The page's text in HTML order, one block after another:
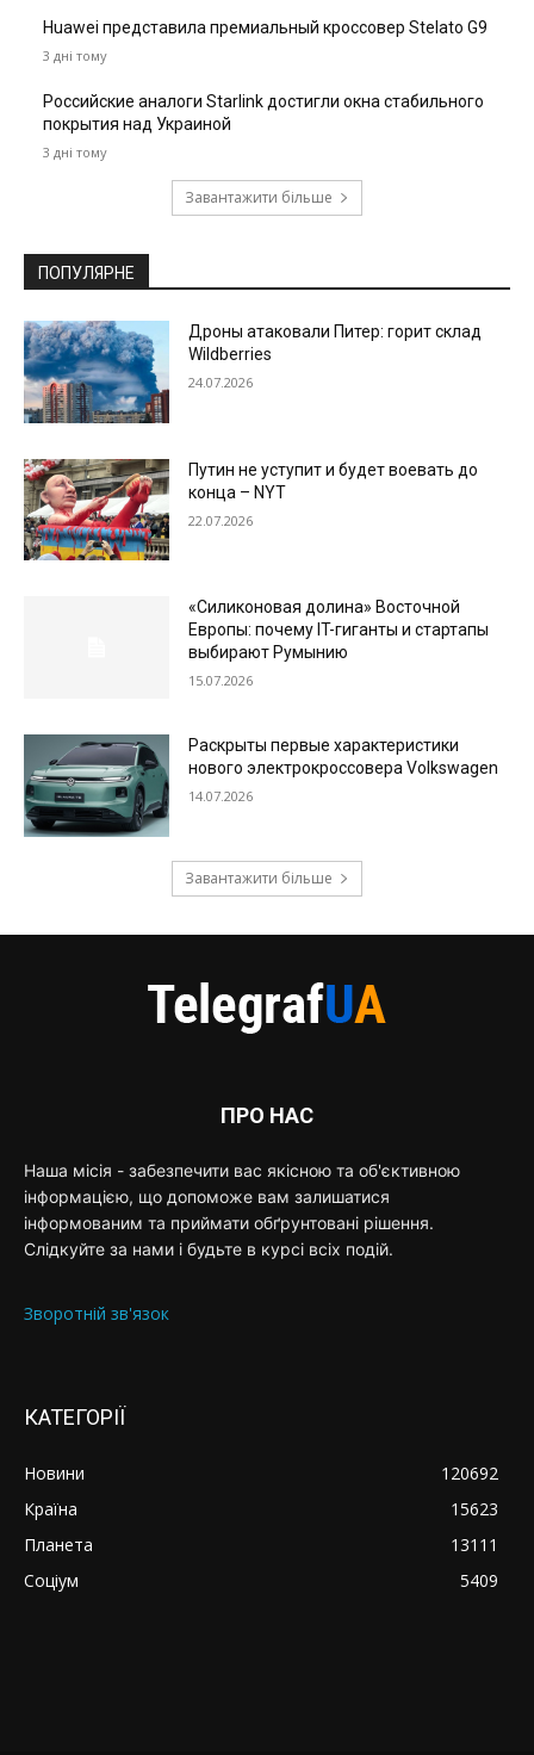
Huawei представила премиальный кроссовер Stelato G9
3 дні тому
Российские аналоги Starlink достигли окна стабильного
покрытия над Украиной
3 дні тому
Завантажити більше
ПОПУЛЯРНЕ
Дроны атаковали Питер: горит склад
Wildberries
24.07.2026
Путин не уступит и будет воевать до
конца – NYT
22.07.2026
«Силиконовая долина» Восточной
Европы: почему IT-гиганты и стартапы
выбирают Румынию
15.07.2026
Раскрыты первые характеристики
нового электрокроссовера Volkswagen
14.07.2026
Завантажити більше
ПРО НАС
Наша місія - забезпечити вас якісною та об'єктивною
інформацією, що допоможе вам залишатися
інформованим та приймати обґрунтовані рішення.
Слідкуйте за нами і будьте в курсі всіх подій.
Зворотній зв'язок
КАТЕГОРІЇ
Новини
120692
Країна
15623
Планета
13111
Соціум
5409